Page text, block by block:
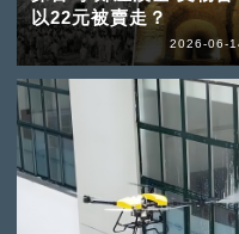
以22元被賣走？
2026-06-